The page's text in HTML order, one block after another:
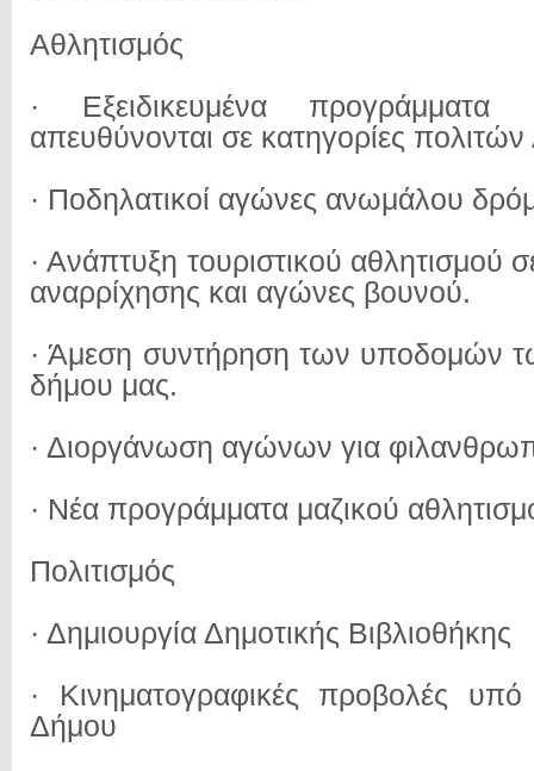
Αθλητισμός
· Εξειδικευμένα
απευθύνονται σε κατηγορίες
· Ποδηλατικοί αγώνες ανωμάλου
· Ανάπτυξη τουριστικού αθλητισμού
αναρρίχησης και αγώνες βουνού.
· Άμεση συντήρηση των υποδομών
δήμου μας.
· Διοργάνωση αγώνων για
· Νέα προγράμματα μαζικού
Πολιτισμός
· Δημιουργία Δημοτικής Βιβλιοθήκης
· Κινηματογραφικές προβολές
Δήμου